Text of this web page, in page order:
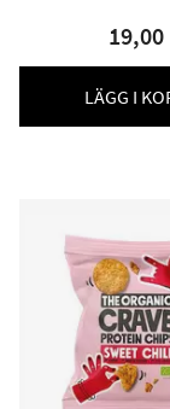
19,00
LÄGG I